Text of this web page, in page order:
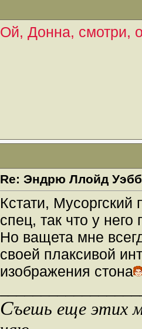
Ой, Донна, смотри,
Re: Эндрю Ллойд
Кстати,
спец, так что у него
Но ващета мне
своей плаксивой
изображения стона
Съешь еще этих